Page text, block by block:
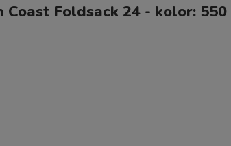
Foldsack 24 - kolor: